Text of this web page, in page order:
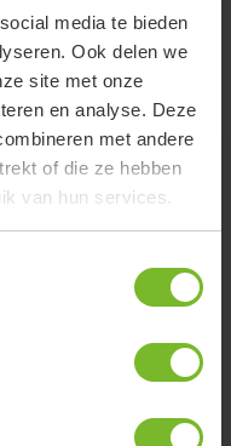
media te bieden
Ook delen we
site met onze
en analyse. Deze
met andere
of die ze hebben
van hun services.
toilet en douche